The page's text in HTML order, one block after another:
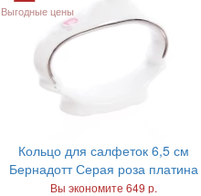
Выгодные цены
Кольцо для салфеток 6,5 см
Бернадотт Серая роза платина
Вы экономите 649 р.